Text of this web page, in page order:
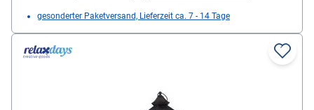
gesonderter Paketversand, Lieferzeit ca. 7 - 14 Tage